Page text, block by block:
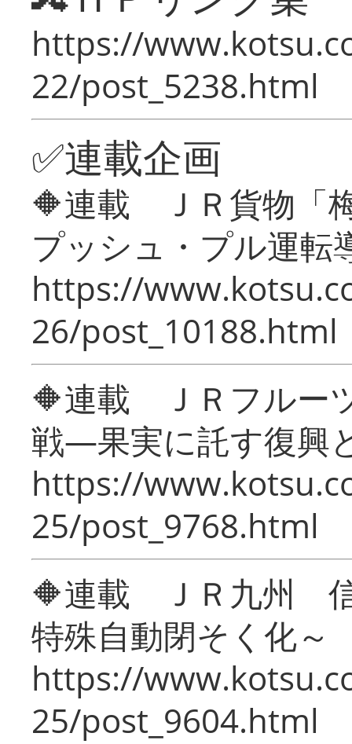
https://
22/post_5238.html
✅連載企画
🔶連載 ＪＲ貨物「
プッシュ・プル運転
https://
26/post_10188.html
🔶連載 ＪＲフルー
戦―果実に託す復興
https://
25/post_9768.html
🔶連載 ＪＲ九州 信
特殊自動閉そく化～
https://
25/post_9604.html